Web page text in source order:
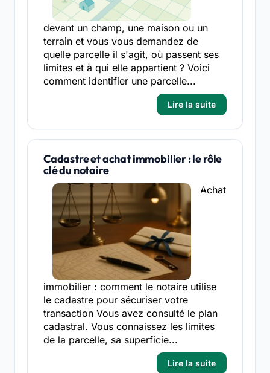
devant un champ, une maison ou un
terrain et vous vous demandez de
quelle parcelle il s'agit, où passent ses
limites et à qui elle appartient ? Voici
comment identifier une parcelle...
Lire la suite
Cadastre et achat immobilier : le rôle
clé du notaire
Achat
immobilier : comment le notaire utilise
le cadastre pour sécuriser votre
transaction Vous avez consulté le plan
cadastral. Vous connaissez les limites
de la parcelle, sa superficie...
Lire la suite